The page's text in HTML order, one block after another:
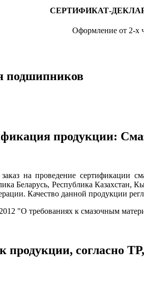
СЕРТИФИКАТ-
Оформление от 2-х
подшипников
продукции:
проведение сертификации
Беларусь, Республика Казахстан,
Качество данной продукции
"О требованиях к смазочным
продукции, согласно